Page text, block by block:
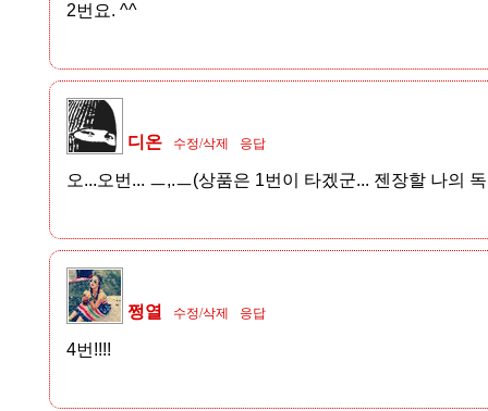
2번요. ^^
디온 수정/삭제 응답
오...오번... ㅡ,.ㅡ(상품은 1번이 타겠군... 젠장할 나의
쩡열 수정/삭제 응답
4번!!!!